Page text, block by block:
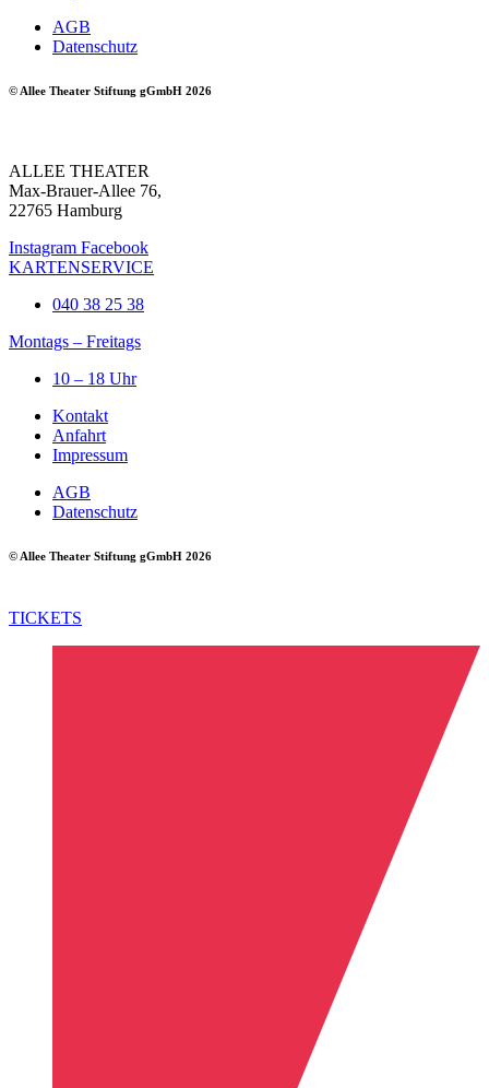
AGB
Datenschutz
© Allee Theater Stiftung gGmbH 2026
ALLEE THEATER
Max-Brauer-Allee 76,
22765 Hamburg
Instagram Facebook
KARTENSERVICE
040 38 25 38
Montags – Freitags
10 – 18 Uhr
Kontakt
Anfahrt
Impressum
AGB
Datenschutz
© Allee Theater Stiftung gGmbH 2026
TICKETS